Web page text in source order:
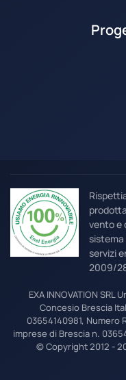
vento e
sistema
servizi
2009/
EXA INNOVATION
Concesio Brescia
03654140981, Numero
imprese di Brescia n.
© Copyright 2012 -